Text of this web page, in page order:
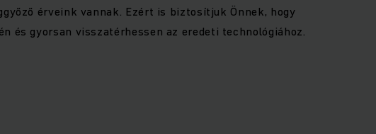
érveink vannak. Ezért is biztosítjuk Önnek, hogy
és gyorsan visszatérhessen az eredeti technológiához.